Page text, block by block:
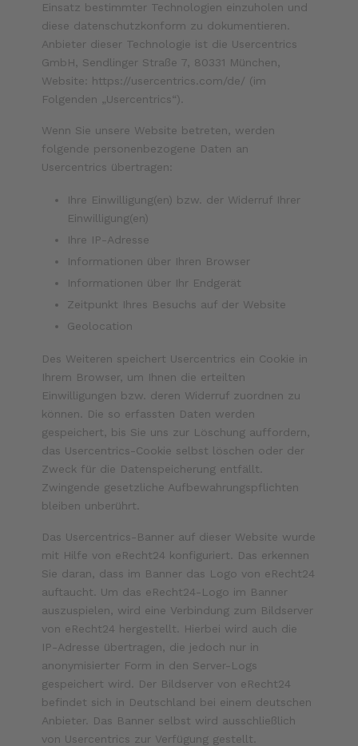
Einsatz bestimmter Technologien einzuholen und
diese datenschutzkonform zu dokumentieren.
Anbieter dieser Technologie ist die Usercentrics
GmbH, Sendlinger Straße 7, 80331 München,
Website: https://usercentrics.com/de/ (im
Folgenden „Usercentrics“).
Wenn Sie unsere Website betreten, werden
folgende personenbezogene Daten an
Usercentrics übertragen:
Ihre Einwilligung(en) bzw. der Widerruf Ihrer
Einwilligung(en)
Ihre IP-Adresse
Informationen über Ihren Browser
Informationen über Ihr Endgerät
Zeitpunkt Ihres Besuchs auf der Website
Geolocation
Des Weiteren speichert Usercentrics ein Cookie in
Ihrem Browser, um Ihnen die erteilten
Einwilligungen bzw. deren Widerruf zuordnen zu
können. Die so erfassten Daten werden
gespeichert, bis Sie uns zur Löschung auffordern,
das Usercentrics-Cookie selbst löschen oder der
Zweck für die Datenspeicherung entfällt.
Zwingende gesetzliche Aufbewahrungspflichten
bleiben unberührt.
Das Usercentrics-Banner auf dieser Website wurde
mit Hilfe von eRecht24 konfiguriert. Das erkennen
Sie daran, dass im Banner das Logo von eRecht24
auftaucht. Um das eRecht24-Logo im Banner
auszuspielen, wird eine Verbindung zum Bildserver
von eRecht24 hergestellt. Hierbei wird auch die
IP-Adresse übertragen, die jedoch nur in
anonymisierter Form in den Server-Logs
gespeichert wird. Der Bildserver von eRecht24
befindet sich in Deutschland bei einem deutschen
Anbieter. Das Banner selbst wird ausschließlich
von Usercentrics zur Verfügung gestellt.